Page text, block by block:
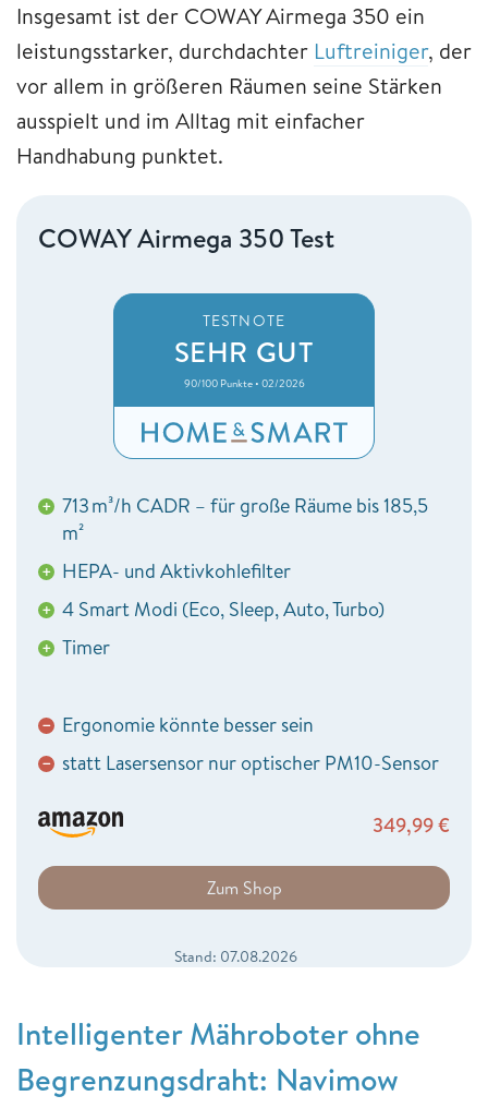
Insgesamt ist der COWAY Airmega 350 ein
leistungsstarker, durchdachter Luftreiniger, der
vor allem in größeren Räumen seine Stärken
ausspielt und im Alltag mit einfacher
Handhabung punktet.
COWAY Airmega 350 Test
TESTNOTE
SEHR GUT
90/100 Punkte • 02/2026
+ 713 m³/h CADR – für große Räume bis 185,5
m²
+ HEPA- und Aktivkohlefilter
+ 4 Smart Modi (Eco, Sleep, Auto, Turbo)
+ Timer
− Ergonomie könnte besser sein
− statt Lasersensor nur optischer PM10-Sensor
349,99€
Zum Shop
Stand: 07.08.2026
Intelligenter Mähroboter ohne
Begrenzungsdraht: Navimow